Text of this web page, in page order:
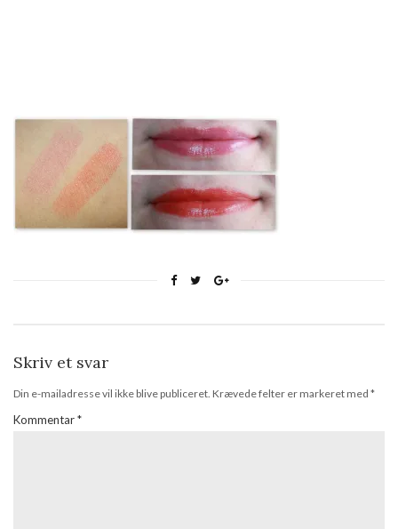
Skriv et svar
Din e-mailadresse vil ikke blive publiceret. Krævede felter er markeret med *
Kommentar*